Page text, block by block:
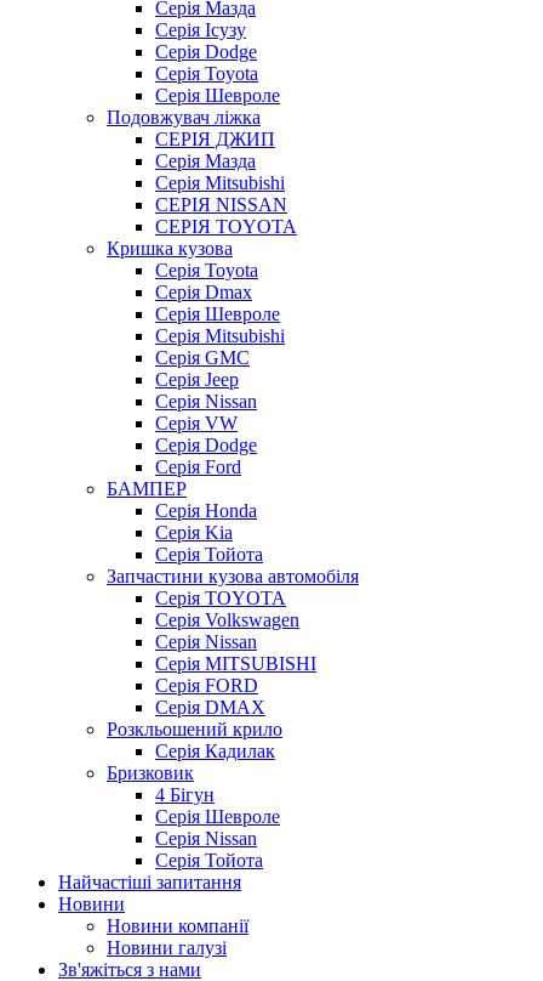
Серія Мазда
Серія Ісузу
Серія Dodge
Серія Toyota
Серія Шевроле
Подовжувач ліжка
СЕРІЯ ДЖИП
Серія Мазда
Серія Mitsubishi
СЕРІЯ NISSAN
СЕРІЯ TOYOTA
Кришка кузова
Серія Toyota
Серія Dmax
Серія Шевроле
Серія Mitsubishi
Серія GMC
Серія Jeep
Серія Nissan
Серія VW
Серія Dodge
Серія Ford
БАМПЕР
Серія Honda
Серія Kia
Серія Тойота
Запчастини кузова автомобіля
Серія TOYOTA
Серія Volkswagen
Серія Nissan
Серія MITSUBISHI
Серія FORD
Серія DMAX
Розкльошений крило
Серія Кадилак
Бризковик
4 Бігун
Серія Шевроле
Серія Nissan
Серія Тойота
Найчастіші запитання
Новини
Новини компанії
Новини галузі
Зв'яжіться з нами